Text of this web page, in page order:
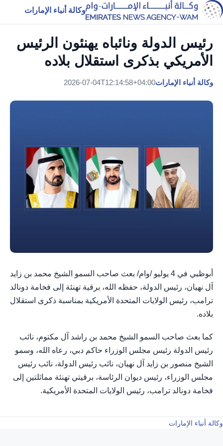
وكالة أنباء الإمارات
رئيس الدولة ونائباه يهنئون الرئيس
الأمريكي بذكرى استقلال بلاده
وكالة أنباء الإمارات2026-07-04T12:14:58+04:00
أبوظبي في 4 يوليو /وام/ بعث صاحب السمو الشيخ محمد بن زايد
آل نهيان، رئيس الدولة، حفظه الله، برقية تهنئة إلى فخامة دونالد
ترامب، رئيس الولايات المتحدة الأمريكية بمناسبة ذكرى استقلال
بلاده.
كما بعث صاحب السمو الشيخ محمد بن راشد آل مكتوم، نائب
رئيس الدولة رئيس مجلس الوزراء حاكم دبي، رعاه الله، وسمو
الشيخ منصور بن زايد آل نهيان، نائب رئيس الدولة، نائب رئيس
مجلس الوزراء، رئيس ديوان الرئاسة، برقيتي تهنئة مماثلتين إلى
فخامة دونالد ترامب، رئيس الولايات المتحدة الأمريكية.
وكالة أنباء الإمارات